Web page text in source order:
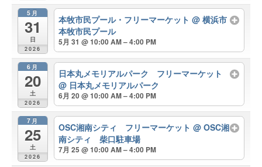
5月
31
日
2026
本牧市民プール・フリーマーケット@ 横浜市
本牧市民プール
5月 31 @ 10:00 AM – 4:00 PM
6月
20
土
2026
日本丸メモリアルパーク フリーマーケット
@ 日本丸メモリアルパーク
6月 20 @ 10:00 AM – 4:00 PM
7月
25
土
2026
OSC湘南シティ フリーマーケット@ OSC湘
南シティ 柴口駐車場
7月 25 @ 10:00 AM – 4:00 PM